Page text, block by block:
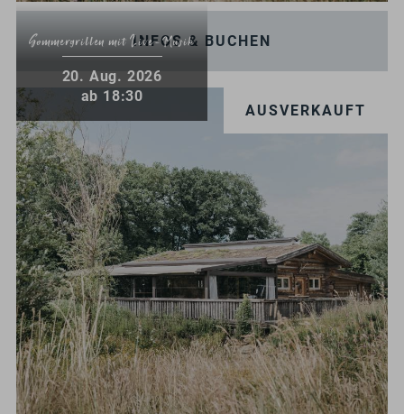
Sommergrillen mit Live-Musik
20. Aug. 2026
ab 18:30
INFOS & BUCHEN
AUSVERKAUFT